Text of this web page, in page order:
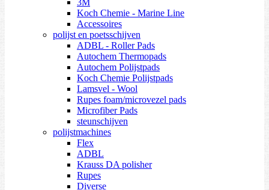
Koch Chemie - Marine Line
Accessoires
polijst en poetsschijven
ADBL - Roller Pads
Autochem Thermopads
Autochem Polijstpads
Koch Chemie Polijstpads
Lamsvel - Wool
Rupes foam/microvezel pads
Microfiber Pads
steunschijven
polijstmachines
Flex
ADBL
Krauss DA polisher
Rupes
Diverse